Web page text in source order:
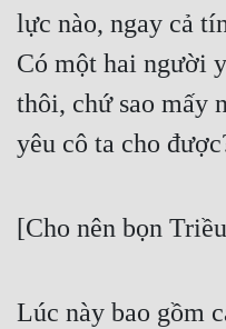
lực nào, ngay cả
Có một hai người
thôi, chứ sao mấy
yêu cô ta cho
[Cho nên bọn
Lúc này bao gồm